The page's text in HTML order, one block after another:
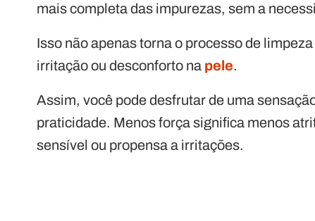
mais completa das impurezas, sem a
Isso não apenas torna o processo de
irritação ou desconforto na pele.
Assim, você pode desfrutar de uma
praticidade. Menos força significa menos
sensível ou propensa a irritações.